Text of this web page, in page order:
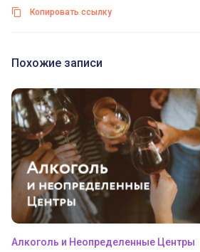
Копировать ссылку
Похожие записи
Алкоголь и Неопределенные Центры